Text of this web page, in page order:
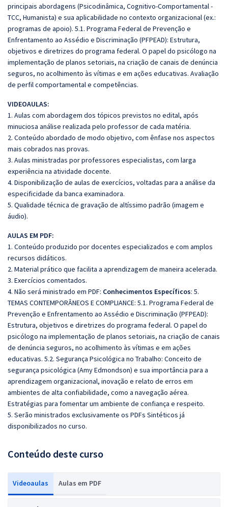
principais abordagens (Psicodinâmica, Cognitivo-Comportamental -
TCC, Humanista) e sua aplicabilidade no contexto organizacional (ex.:
programas de apoio). 5.1. Programa Federal de Prevenção e
Enfrentamento ao Assédio e Discriminação (PFPEAD): Estrutura,
objetivos e diretrizes do programa federal. O papel do psicólogo na
implementação de planos setoriais, na criação de canais de denúncia
seguros, no acolhimento às vítimas e em ações educativas. Avaliação
de perfil comportamental e competências.
VIDEOAULAS:
1. Aulas com abordagem dos tópicos previstos no edital, após
minuciosa análise realizada pelo professor de cada matéria.
2. Conteúdo abordado de modo objetivo, com ênfase nos aspectos
mais cobrados nas provas.
3. Aulas ministradas por professores especialistas, com larga
experiência na atividade docente.
4. Disponibilização de aulas de exercícios, voltadas para a análise da
especificidade da banca examinadora.
5. Qualidade técnica de gravação de altíssimo padrão (imagem e
áudio).
AULAS EM PDF:
1. Conteúdo produzido por docentes especializados e com amplos
recursos didáticos.
2. Material prático que facilita a aprendizagem de maneira acelerada.
3. Exercícios comentados.
4. Não será ministrado em PDF: Conhecimentos Específicos: 5.
TEMAS CONTEMPORÂNEOS E COMPLIANCE: 5.1. Programa Federal de
Prevenção e Enfrentamento ao Assédio e Discriminação (PFPEAD):
Estrutura, objetivos e diretrizes do programa federal. O papel do
psicólogo na implementação de planos setoriais, na criação de canais
de denúncia seguros, no acolhimento às vítimas e em ações
educativas. 5.2. Segurança Psicológica no Trabalho: Conceito de
segurança psicológica (Amy Edmondson) e sua importância para a
aprendizagem organizacional, inovação e relato de erros em
ambientes de alta confiabilidade, como a navegação aérea.
Estratégias para fomentar um ambiente de confiança e respeito.
5. Serão ministrados exclusivamente os PDFs Sintéticos já
disponibilizados no curso.
Conteúdo deste curso
Videoaulas Aulas em PDF